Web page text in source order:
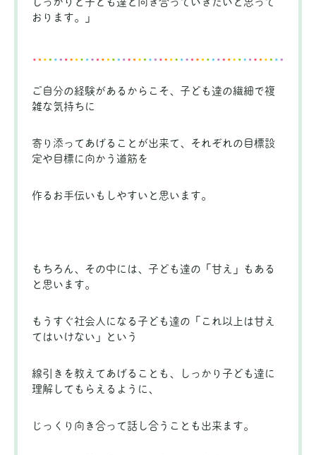
おります。」
ご自分の経験があるからこそ、子ども達の繊細で複
雑な気持ちに
寄り添ってあげることが出来て、それぞれの目標設
定や目標に向かう道筋を
作るお手伝いもしやすいと思います。
もちろん、その中には、子ども達の「甘え」もある
と思います。
もうすぐ社会人になる子ども達の「これ以上は甘え
てはいけない」という
線引きを教えてあげることも、しっかり子ども達に
理解してもらえるように、
じっくり向き合って話し合うことも出来ます。